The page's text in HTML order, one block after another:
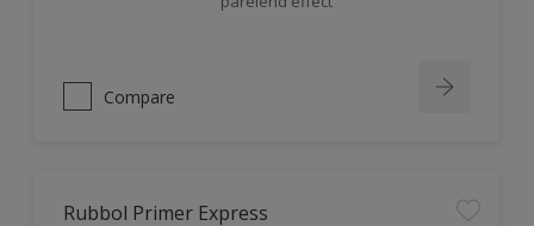
Compare
Rubbol Primer Express